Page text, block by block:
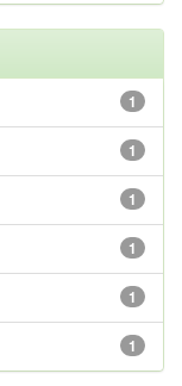
1
1
1
1
1
1